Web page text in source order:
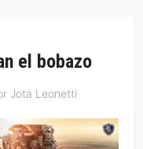
el bobazo
Jota Leonetti